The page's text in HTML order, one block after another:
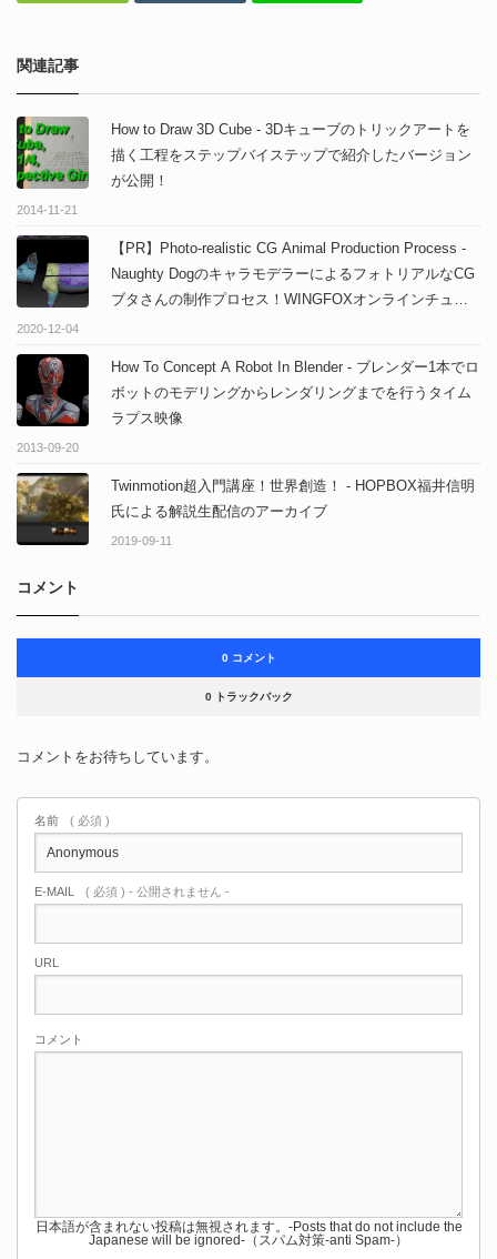
関連記事
How to Draw 3D Cube - 3Dキューブのトリックアートを
描く工程をステップバイステップで紹介したバージョン
が公開！
2014-11-21
【PR】Photo-realistic CG Animal Production Process -
Naughty DogのキャラモデラーによるフォトリアルなCG
ブタさんの制作プロセス！WINGFOXオンラインチュー
2020-12-04
How To Concept A Robot In Blender - ブレンダー1本でロ
ボットのモデリングからレンダリングまでを行うタイム
ラプス映像
2013-09-20
Twinmotion超入門講座！世界創造！ - HOPBOX福井信明
氏による解説生配信のアーカイブ
2019-09-11
コメント
0 コメント
0 トラックバック
コメントをお待ちしています。
名前 ( 必須 )
E-MAIL ( 必須 ) - 公開されません -
URL
コメント
日本語が含まれない投稿は無視されます。-Posts that do not include the
Japanese will be ignored-（スパム対策-anti Spam-）